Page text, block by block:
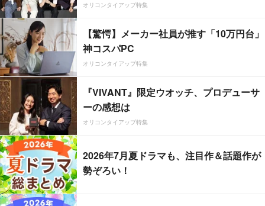
オリコンタイアップ特集
【驚愕】メーカー社員が推す「10万円台」
神コスパPC
オリコンタイアップ特集
『VIVANT』限定ウオッチ、プロデューサ
ーの感想は
オリコンタイアップ特集
2026年7月夏ドラマも、注目作＆話題作が
勢ぞろい！